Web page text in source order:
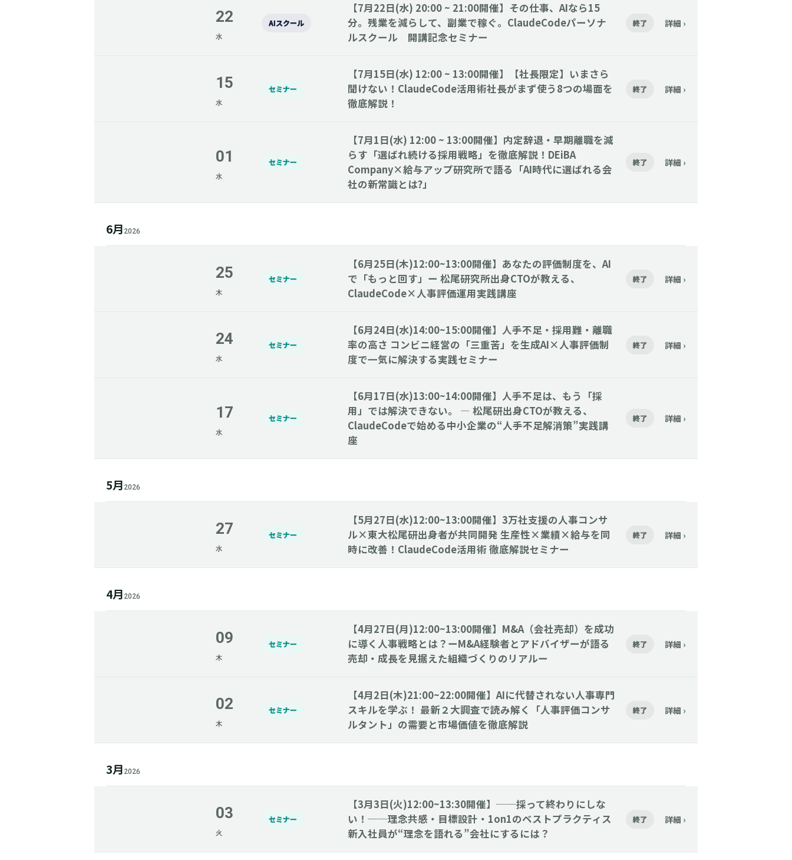
22
水
AIスクール
【7月22日(水) 20:00 ~ 21:00開催】その仕事、AIなら15
分。残業を減らして、副業で稼ぐ。ClaudeCodeパーソナ
ルスクール 開講記念セミナー
終了 詳細 ›
15
水
セミナー
【7月15日(水) 12:00 ~ 13:00開催】【社長限定】いまさら
聞けない！ClaudeCode活用術社長がまず使う8つの場面を
徹底解説！
終了 詳細 ›
01
水
セミナー
【7月1日(水) 12:00 ~ 13:00開催】内定辞退・早期離職を減
らす「選ばれ続ける採用戦略」を徹底解説！DEiBA
Company×給与アップ研究所で語る「AI時代に選ばれる会
社の新常識とは?」
終了 詳細 ›
6月 2026
25
木
セミナー
【6月25日(木)12:00~13:00開催】あなたの評価制度を、AI
で「もっと回す」ー 松尾研究所出身CTOが教える、
ClaudeCode×人事評価運用実践講座
終了 詳細 ›
24
水
セミナー
【6月24日(水)14:00~15:00開催】人手不足・採用難・離職
率の高さ コンビニ経営の「三重苦」を生成AI×人事評価制
度で一気に解決する実践セミナー
終了 詳細 ›
17
水
セミナー
【6月17日(水)13:00~14:00開催】人手不足は、もう「採
用」では解決できない。 ― 松尾研出身CTOが教える、
ClaudeCodeで始める中小企業の“人手不足解消策”実践講
座
終了 詳細 ›
5月 2026
27
水
セミナー
【5月27日(水)12:00~13:00開催】3万社支援の人事コンサ
ル×東大松尾研出身者が共同開発 生産性×業績×給与を同
時に改善！ClaudeCode活用術 徹底解説セミナー
終了 詳細 ›
4月 2026
09
木
セミナー
【4月27日(月)12:00~13:00開催】M&A（会社売却）を成功
に導く人事戦略とは？ーM&A経験者とアドバイザーが語る
売却・成長を見据えた組織づくりのリアルー
終了 詳細 ›
02
木
セミナー
【4月2日(木)21:00~22:00開催】AIに代替されない人事専門
スキルを学ぶ！ 最新２大調査で読み解く「人事評価コンサ
ルタント」の需要と市場価値を徹底解説
終了 詳細 ›
3月 2026
03
火
セミナー
【3月3日(火)12:00~13:30開催】──採って終わりにしな
い！──理念共感・目標設計・1on1のベストプラクティス
新入社員が“理念を語れる”会社にするには？
終了 詳細 ›